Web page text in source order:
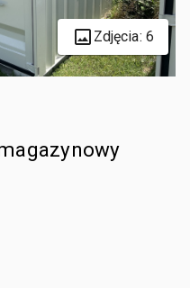
Zdjęcia: 6